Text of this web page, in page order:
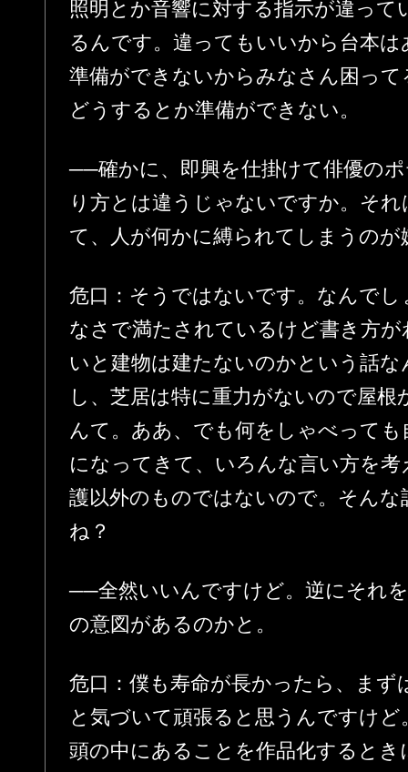
照明とか音響に対する指示が違っ
るんです。違ってもいいから台本
準備ができないからみなさん困っ
どうするとか準備ができない。
──確かに、即興を仕掛けて俳優の
り方とは違うじゃないですか。そ
て、人が何かに縛られてしまうのが
危口：そうではないです。なんでし
なさで満たされているけど書き方
いと建物は建たないのかという話
し、芝居は特に重力がないので屋
んて。ああ、でも何をしゃべって
になってきて、いろんな言い方を
護以外のものではないので。そん
ね？
──全然いいんですけど。逆にそれ
の意図があるのかと。
危口：僕も寿命が長かったら、ま
と気づいて頑張ると思うんですけ
頭の中にあることを作品化すると